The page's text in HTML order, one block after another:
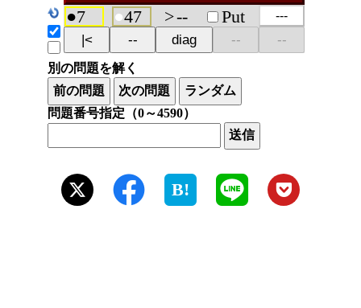
別の問題を解く
問題番号指定（0～4590）
B!